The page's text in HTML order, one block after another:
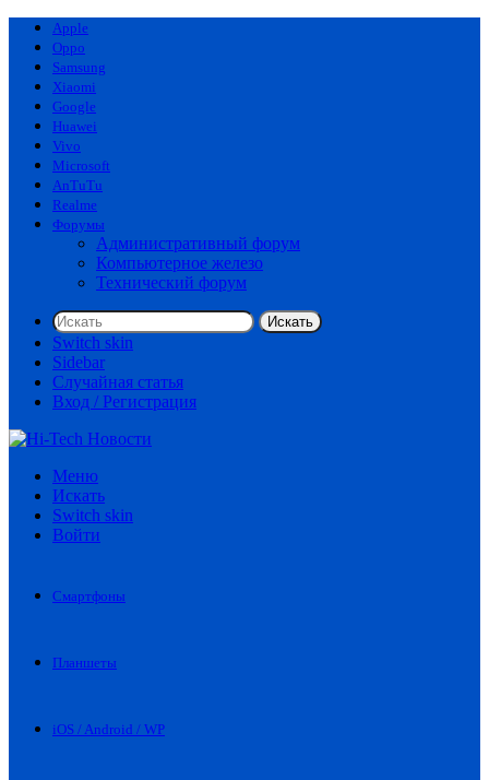
Apple
Oppo
Samsung
Xiaomi
Google
Huawei
Vivo
Microsoft
AnTuTu
Realme
Форумы
Административный форум
Компьютерное железо
Технический форум
Искать
Switch skin
Sidebar
Случайная статья
Вход / Регистрация
Меню
Искать
Switch skin
Войти
Смартфоны
Планшеты
iOS / Android / WP